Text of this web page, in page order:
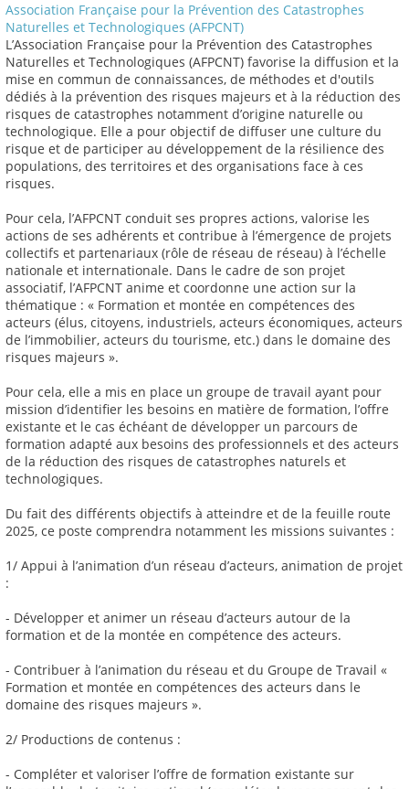
Association Française pour la Prévention des Catastrophes
Naturelles et Technologiques (AFPCNT)
L’Association Française pour la Prévention des Catastrophes
Naturelles et Technologiques (AFPCNT) favorise la diffusion et la
mise en commun de connaissances, de méthodes et d'outils
dédiés à la prévention des risques majeurs et à la réduction des
risques de catastrophes notamment d’origine naturelle ou
technologique. Elle a pour objectif de diffuser une culture du
risque et de participer au développement de la résilience des
populations, des territoires et des organisations face à ces
risques.
Pour cela, l’AFPCNT conduit ses propres actions, valorise les
actions de ses adhérents et contribue à l’émergence de projets
collectifs et partenariaux (rôle de réseau de réseau) à l’échelle
nationale et internationale. Dans le cadre de son projet
associatif, l’AFPCNT anime et coordonne une action sur la
thématique : « Formation et montée en compétences des
acteurs (élus, citoyens, industriels, acteurs économiques, acteurs
de l’immobilier, acteurs du tourisme, etc.) dans le domaine des
risques majeurs ».
Pour cela, elle a mis en place un groupe de travail ayant pour
mission d’identifier les besoins en matière de formation, l’offre
existante et le cas échéant de développer un parcours de
formation adapté aux besoins des professionnels et des acteurs
de la réduction des risques de catastrophes naturels et
technologiques.
Du fait des différents objectifs à atteindre et de la feuille route
2025, ce poste comprendra notamment les missions suivantes :
1/ Appui à l’animation d’un réseau d’acteurs, animation de projet
:
- Développer et animer un réseau d’acteurs autour de la
formation et de la montée en compétence des acteurs.
- Contribuer à l’animation du réseau et du Groupe de Travail «
Formation et montée en compétences des acteurs dans le
domaine des risques majeurs ».
2/ Productions de contenus :
- Compléter et valoriser l’offre de formation existante sur